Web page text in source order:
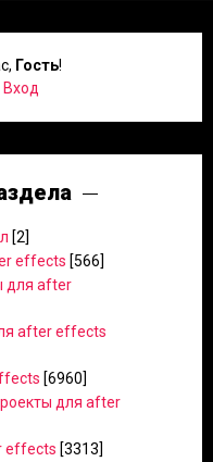
, Гость!
Вход
[2]
effects [566]
для after
after effects
[6960]
для after
effects [3313]